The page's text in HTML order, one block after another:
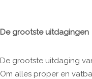
De grootste uitdagingen
De grootste uitdaging
Om alles proper en